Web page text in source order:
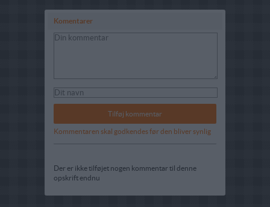
Komentarer
Kommentaren skal godkendes før den bliver synlig
Der er ikke tilføjet nogen kommentar til denne
opskrift endnu